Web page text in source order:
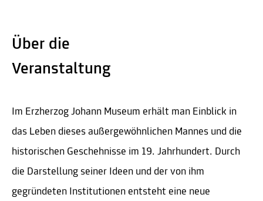
Über die
Veranstaltung
Im Erzherzog Johann Museum erhält man Einblick in
das Leben dieses außergewöhnlichen Mannes und die
historischen Geschehnisse im 19. Jahrhundert. Durch
die Darstellung seiner Ideen und der von ihm
gegründeten Institutionen entsteht eine neue